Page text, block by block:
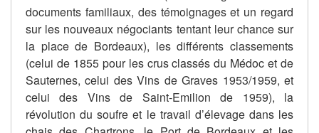
documents familiaux, des témoignages et un regard
sur les nouveaux négociants tentant leur chance sur
la place de Bordeaux), les différents classements
(celui de 1855 pour les crus classés du Médoc et de
Sauternes, celui des Vins de Graves 1953/1959, et
celui des Vins de Saint-Emilion de 1959), la
révolution du soufre et le travail d’élevage dans les